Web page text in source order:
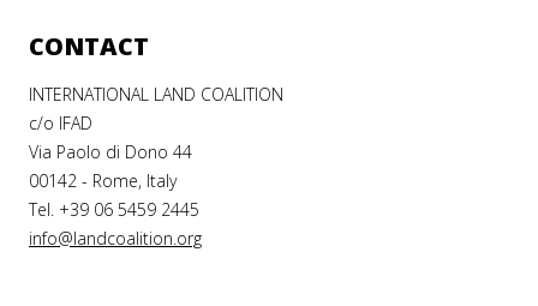
CONTACT
INTERNATIONAL LAND COALITION
c/o IFAD
Via Paolo di Dono 44
00142 - Rome, Italy
Tel. +39 06 5459 2445
info@landcoalition.org